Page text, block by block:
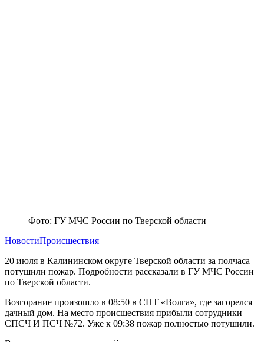
Фото: ГУ МЧС России по Тверской области
НовостиПроисшествия
20 июля в Калининском округе Тверской области за полчаса
потушили пожар. Подробности рассказали в ГУ МЧС России
по Тверской области.
Возгорание произошло в 08:50 в СНТ «Волга», где загорелся
дачный дом. На место происшествия прибыли сотрудники
СПСЧ И ПСЧ №72. Уже к 09:38 пожар полностью потушили.